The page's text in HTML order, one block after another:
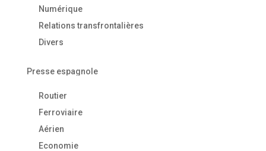
Numérique
Relations transfrontalières
Divers
Presse espagnole
Routier
Ferroviaire
Aérien
Economie